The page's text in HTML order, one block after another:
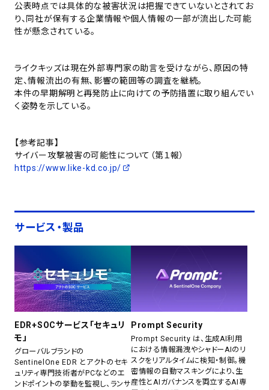
公表時点では具体的な被害状況は把握できていないとされてお
り、同社が保有する企業情報や個人情報の一部が流出した可能
性が懸念されている。
ライクキッズは現在外部専門家の助言を受けながら、原因の特
定、情報流出の有無、影響の範囲等の調査を継続。
本件の早期解明と再発防止に向けての予防措置に取り組んでい
く姿勢を示している。
【参考記事】
サイバー攻撃被害の可能性について（第１報）
https://www.like-kd.co.jp/
サービス・製品
EDR+SOCサービス「セキュリ
モ」
グローバルブランドの
SentinelOne EDR とアクトのセキ
ュリティ専門技術者がPCなどのエ
ンドポイントの挙動を監視し、ランサ
Prompt Security
Prompt Security は、生成AI利用
における情報漏洩やシャドーAIのリ
スクをリアルタイムに検知・制御。機
密情報の自動マスキングにより、生
産性とAIガバナンスを両立するAI専